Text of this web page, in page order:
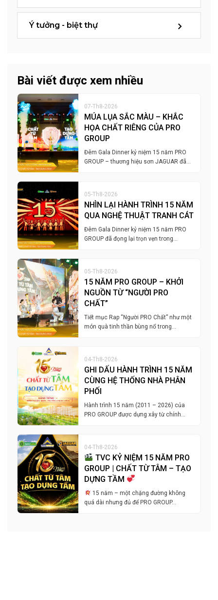
Ý tưởng - biệt thự
Bài viết được xem nhiều
07-Th8-2026
MÚA LỤA SẮC MÀU – KHẮC
HỌA CHẤT RIÊNG CỦA PRO
GROUP
Đêm Gala Dinner kỷ niệm 15 năm PRO
GROUP – thương hiệu sơn JAGUAR đã…
05-Th8-2026
NHÌN LẠI HÀNH TRÌNH 15 NĂM
QUA NGHỆ THUẬT TRANH CÁT
Đêm Gala Dinner kỷ niệm 15 năm PRO
GROUP đã đọng lại trọn vẹn trong…
05-Th8-2026
15 NĂM PRO GROUP – KHỞI
NGUỒN TỪ “NGƯỜI PRO
CHẤT”
Tiết mục Rap “Người PRO Chất” như một
món quà tinh thần bùng nổ trong…
04-Th8-2026
GHI DẤU HÀNH TRÌNH 15 NĂM
CÙNG HỆ THỐNG NHÀ PHÂN
PHỐI
Hành trình 15 năm (2011 – 2026) của
PRO GROUP được dựng xây từ chính…
04-Th8-2026
TVC KỶ NIỆM 15 NĂM PRO
GROUP | CHẤT TỪ TÂM – TẠO
DỰNG TẦM
15 năm – một chặng đường không
quá dài nhưng đủ để PRO GROUP…